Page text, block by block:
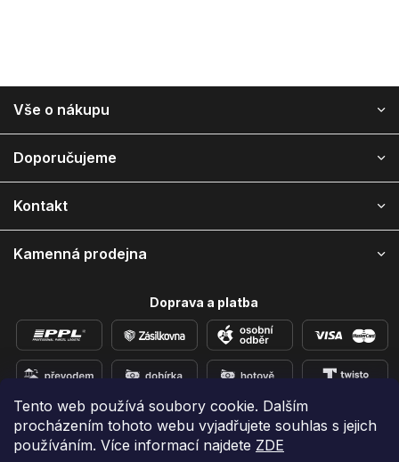
Tento web používá soubory cookie. Dalším
procházením tohoto webu vyjadřujete souhlas s jejich
používáním. Více informací najdete ZDE
p
Vše o nákupu
Doporučujeme
Kontakt
Kamenná prodejna
Doprava a platba
Přidejte se k nám na sítích